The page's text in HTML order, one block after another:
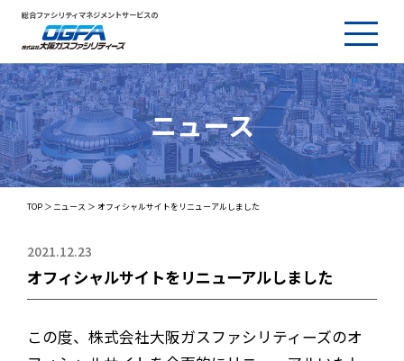
総合ファシリティマネジメントサービスの
ニュース
TOP ニュース オフィシャルサイトをリニューアルしました
2021.12.23
オフィシャルサイトをリニューアルしました
この度、株式会社大阪ガスファシリティーズのオ